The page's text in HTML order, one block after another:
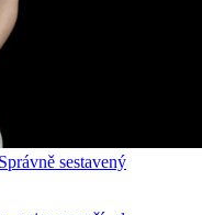
sestavený